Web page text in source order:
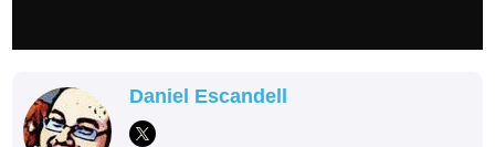
Daniel Escandell